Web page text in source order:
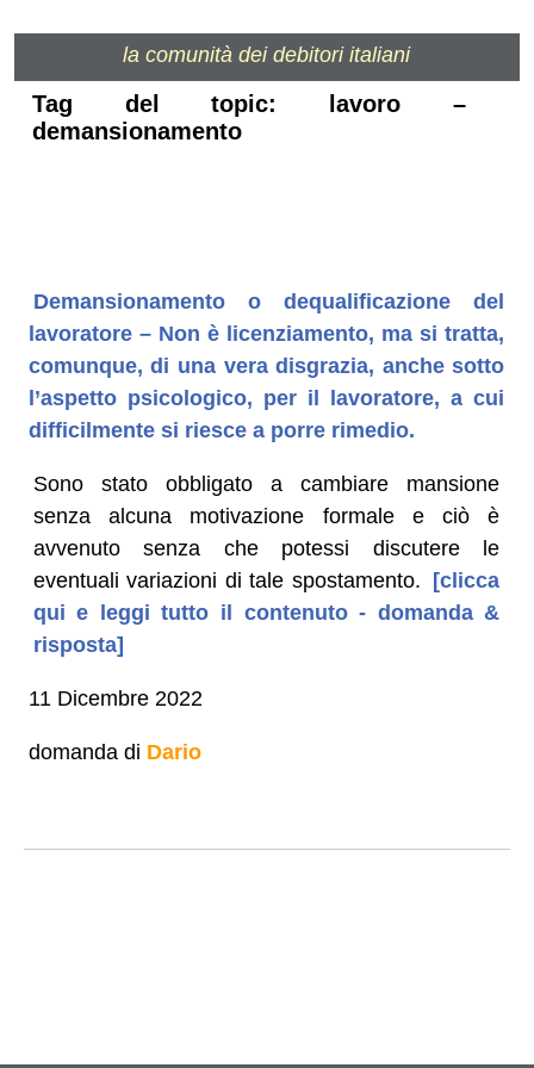
la comunità dei debitori italiani
Tag del topic: lavoro –
demansionamento
Demansionamento o dequalificazione del
lavoratore – Non è licenziamento, ma si tratta,
comunque, di una vera disgrazia, anche sotto
l’aspetto psicologico, per il lavoratore, a cui
difficilmente si riesce a porre rimedio.
Sono stato obbligato a cambiare mansione
senza alcuna motivazione formale e ciò è
avvenuto senza che potessi discutere le
eventuali variazioni di tale spostamento. [clicca
qui e leggi tutto il contenuto - domanda &
risposta]
11 Dicembre 2022
domanda di Dario